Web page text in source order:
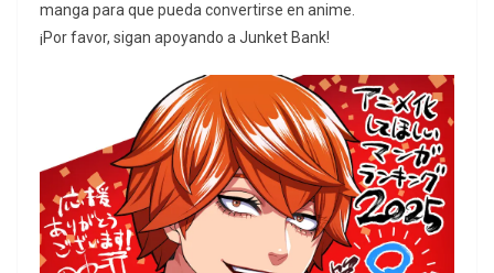
manga para que pueda convertirse en anime.
¡Por favor, sigan apoyando a Junket Bank!